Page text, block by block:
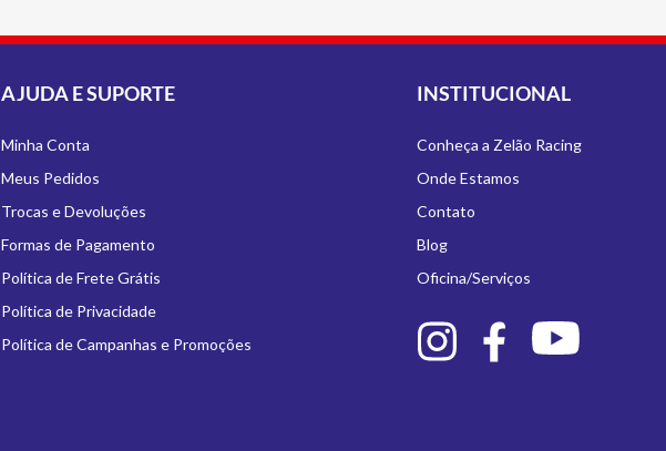
AJUDA E SUPORTE
Minha Conta
Meus Pedidos
Trocas e Devoluções
Formas de Pagamento
Política de Frete Grátis
Política de Privacidade
Política de Campanhas e Promoções
INSTITUCIONAL
Conheça a Zelão Racing
Onde Estamos
Contato
Blog
Oficina/Serviços